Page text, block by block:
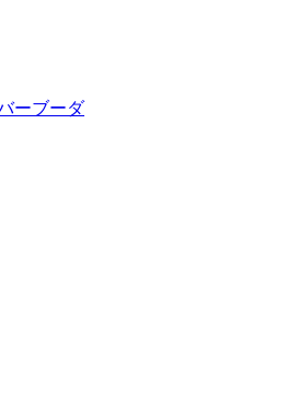
ーブーダ